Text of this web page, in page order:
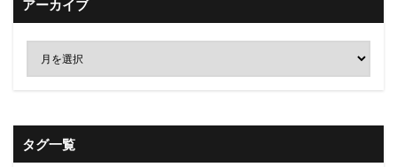
アーカイブ
タグ一覧